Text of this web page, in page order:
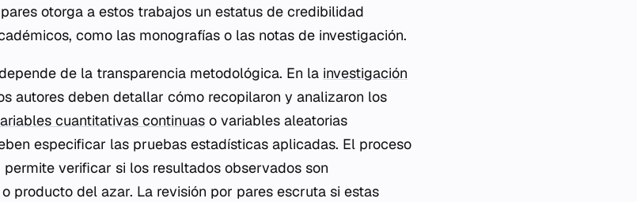
otorga a estos trabajos un estatus de credibilidad
como las monografías o las notas de investigación.
de la transparencia metodológica. En la investigación
autores deben detallar cómo recopilaron y analizaron los
cuantitativas continuas o variables aleatorias
especificar las pruebas estadísticas aplicadas. El proceso
verificar si los resultados observados son
producto del azar. La revisión por pares escruta si estas